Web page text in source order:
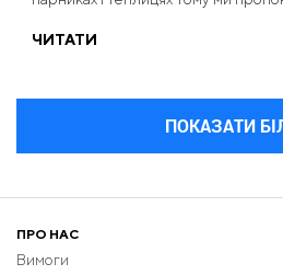
ЧИТАТИ
ПОКАЗАТИ
ПРО НАС
Вимоги